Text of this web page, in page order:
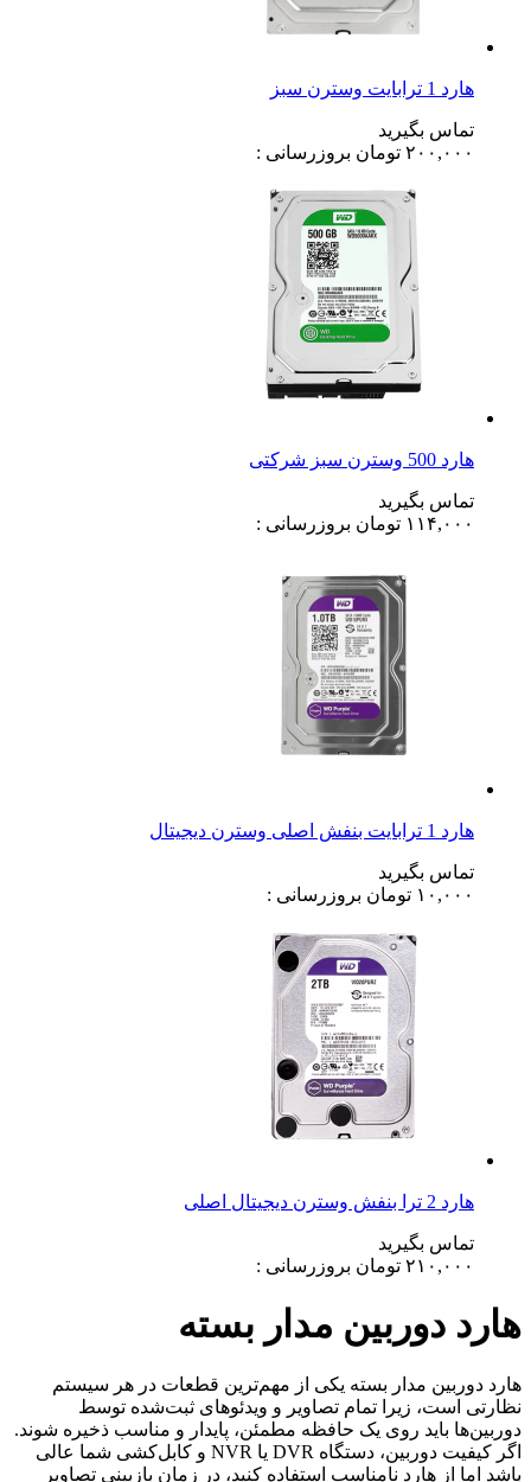
هارد 1 ترابایت وسترن سبز
تماس بگیرید
۲۰۰,۰۰۰ تومان بروزرسانی :
هارد 500 وسترن سبز شرکتی
تماس بگیرید
۱۱۴,۰۰۰ تومان بروزرسانی :
هارد 1 ترابایت بنفش اصلی وسترن دیجیتال
تماس بگیرید
۱۰,۰۰۰ تومان بروزرسانی :
هارد 2 ترا بنفش وسترن دیجیتال اصلی
تماس بگیرید
۲۱۰,۰۰۰ تومان بروزرسانی :
هارد دوربین مدار بسته
هارد دوربین مدار بسته یکی از مهم‌ترین قطعات در هر سیستم
نظارتی است، زیرا تمام تصاویر و ویدئوهای ثبت‌شده توسط
دوربین‌ها باید روی یک حافظه مطمئن، پایدار و مناسب ذخیره شوند.
اگر کیفیت دوربین، دستگاه DVR یا NVR و کابل‌کشی شما عالی
باشد اما از هارد نامناسب استفاده کنید، در زمان بازبینی تصاویر